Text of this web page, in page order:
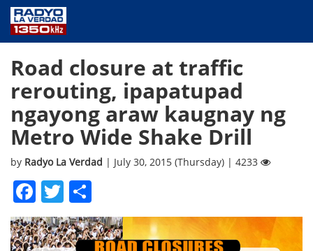
PUBLIC SERVICE
ANNOUNCEMENTS
PROGRAMS
ABOUT
Road closure at traffic
rerouting, ipapatupad
ngayong araw kaugnay ng
Metro Wide Shake Drill
by Radyo La Verdad | July 30, 2015 (Thursday) | 4233
Facebook
Twitter